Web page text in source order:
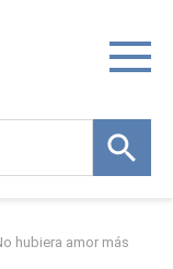
hubiera amor más